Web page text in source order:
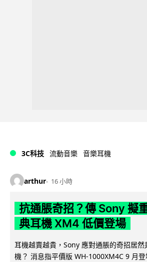
3C科技 流動音樂 音樂耳機
arthur 16 小時
抗通脹奇招？傳 Sony 擬
典耳機 XM4 低價登場
耳機越賣越貴，Sony 應對通脹的奇招居
機？ 消息指平價版 WH-1000XM4C 9 月